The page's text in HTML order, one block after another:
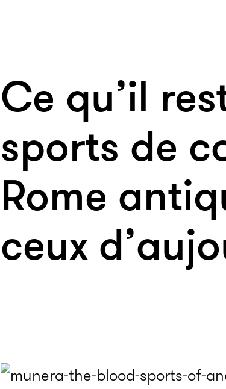
Ce qu’il
sports de
Rome
ceux